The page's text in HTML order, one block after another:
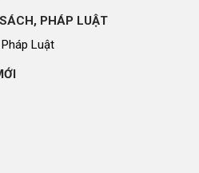
PHÁP LUẬT
Luật